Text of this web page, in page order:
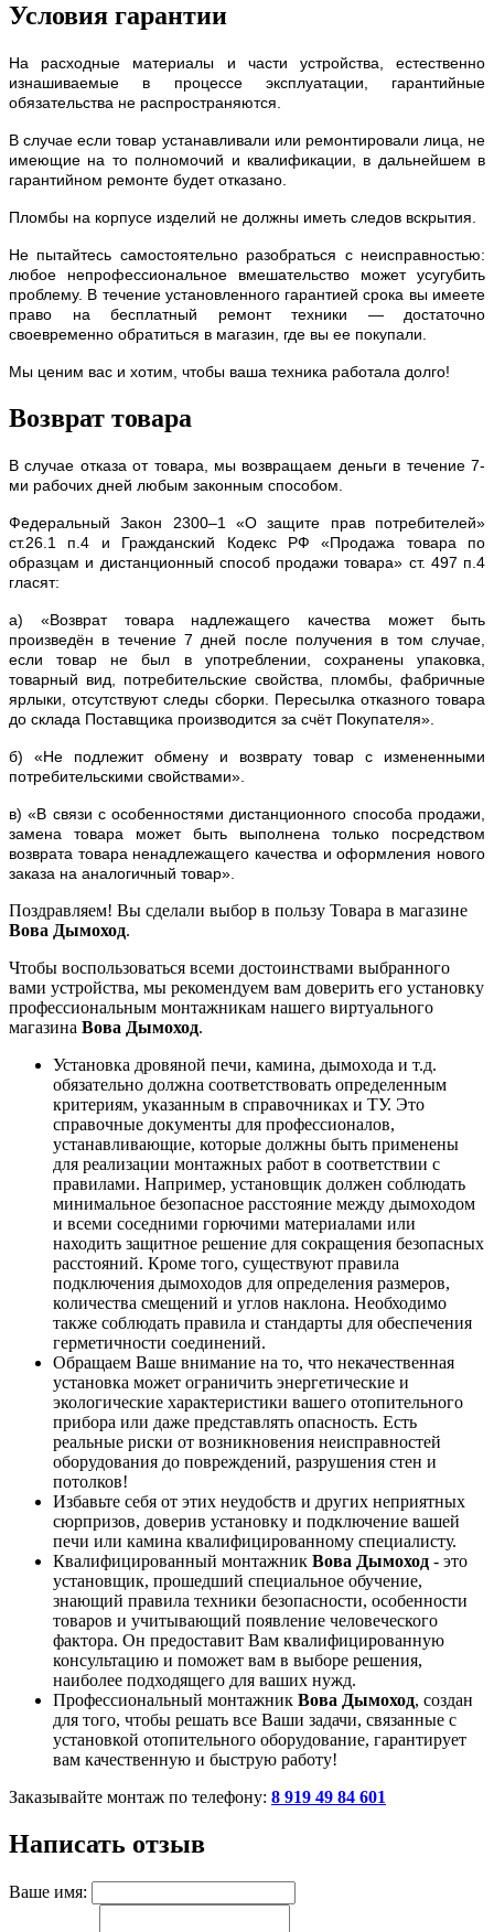
Условия гарантии
На расходные материалы и части устройства, естественно
изнашиваемые в процессе эксплуатации, гарантийные
обязательства не распространяются.
В случае если товар устанавливали или ремонтировали лица, не
имеющие на то полномочий и квалификации, в дальнейшем в
гарантийном ремонте будет отказано.
Пломбы на корпусе изделий не должны иметь следов вскрытия.
Не пытайтесь самостоятельно разобраться с неисправностью:
любое непрофессиональное вмешательство может усугубить
проблему. В течение установленного гарантией срока вы имеете
право на бесплатный ремонт техники — достаточно
своевременно обратиться в магазин, где вы ее покупали.
Мы ценим вас и хотим, чтобы ваша техника работала долго!
Возврат товара
В случае отказа от товара, мы возвращаем деньги в течение 7-
ми рабочих дней любым законным способом.
Федеральный Закон 2300–1 «О защите прав потребителей»
ст.26.1 п.4 и Гражданский Кодекс РФ «Продажа товара по
образцам и дистанционный способ продажи товара» ст. 497 п.4
гласят:
а) «Возврат товара надлежащего качества может быть
произведён в течение 7 дней после получения в том случае,
если товар не был в употреблении, сохранены упаковка,
товарный вид, потребительские свойства, пломбы, фабричные
ярлыки, отсутствуют следы сборки. Пересылка отказного товара
до склада Поставщика производится за счёт Покупателя».
б) «Не подлежит обмену и возврату товар с измененными
потребительскими свойствами».
в) «В связи с особенностями дистанционного способа продажи,
замена товара может быть выполнена только посредством
возврата товара ненадлежащего качества и оформления нового
заказа на аналогичный товар».
Поздравляем! Вы сделали выбор в пользу Товара в магазине
Вова Дымоход.
Чтобы воспользоваться всеми достоинствами выбранного
вами устройства, мы рекомендуем вам доверить его установку
профессиональным монтажникам нашего виртуального
магазина Вова Дымоход.
Установка дровяной печи, камина, дымохода и т.д.
обязательно должна соответствовать определенным
критериям, указанным в справочниках и ТУ. Это
справочные документы для профессионалов,
устанавливающие, которые должны быть применены
для реализации монтажных работ в соответствии с
правилами. Например, установщик должен соблюдать
минимальное безопасное расстояние между дымоходом
и всеми соседними горючими материалами или
находить защитное решение для сокращения безопасных
расстояний. Кроме того, существуют правила
подключения дымоходов для определения размеров,
количества смещений и углов наклона. Необходимо
также соблюдать правила и стандарты для обеспечения
герметичности соединений.
Обращаем Ваше внимание на то, что некачественная
установка может ограничить энергетические и
экологические характеристики вашего отопительного
прибора или даже представлять опасность. Есть
реальные риски от возникновения неисправностей
оборудования до повреждений, разрушения стен и
потолков!
Избавьте себя от этих неудобств и других неприятных
сюрпризов, доверив установку и подключение вашей
печи или камина квалифицированному специалисту.
Квалифицированный монтажник Вова Дымоход - это
установщик, прошедший специальное обучение,
знающий правила техники безопасности, особенности
товаров и учитывающий появление человеческого
фактора. Он предоставит Вам квалифицированную
консультацию и поможет вам в выборе решения,
наиболее подходящего для ваших нужд.
Профессиональный монтажник Вова Дымоход, создан
для того, чтобы решать все Ваши задачи, связанные с
установкой отопительного оборудование, гарантирует
вам качественную и быструю работу!
Заказывайте монтаж по телефону: 8 919 49 84 601
Написать отзыв
Ваше имя: